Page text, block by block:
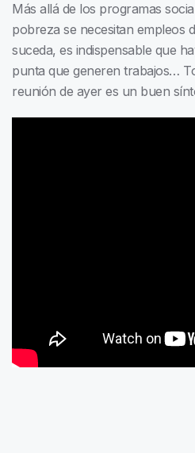
Más allá de los programas
pobreza se necesitan empleos
suceda, es indispensable que
punta que generen trabajos…
reunión de ayer es un buen